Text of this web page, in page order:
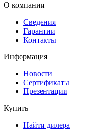
О компании
Сведения
Гарантии
Контакты
Информация
Новости
Сертификаты
Презентации
Купить
Найти дилера